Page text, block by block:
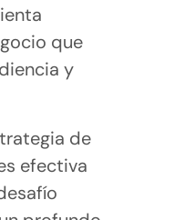
que
y
de
efectiva